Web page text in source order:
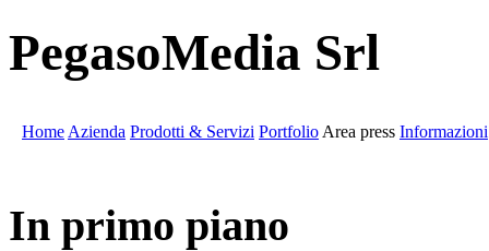
PegasoMedia Srl
Home Azienda Prodotti & Servizi Portfolio Area press Informazioni
In primo piano